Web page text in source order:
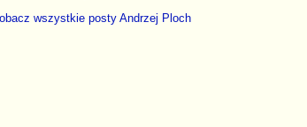
wszystkie posty Andrzej Ploch